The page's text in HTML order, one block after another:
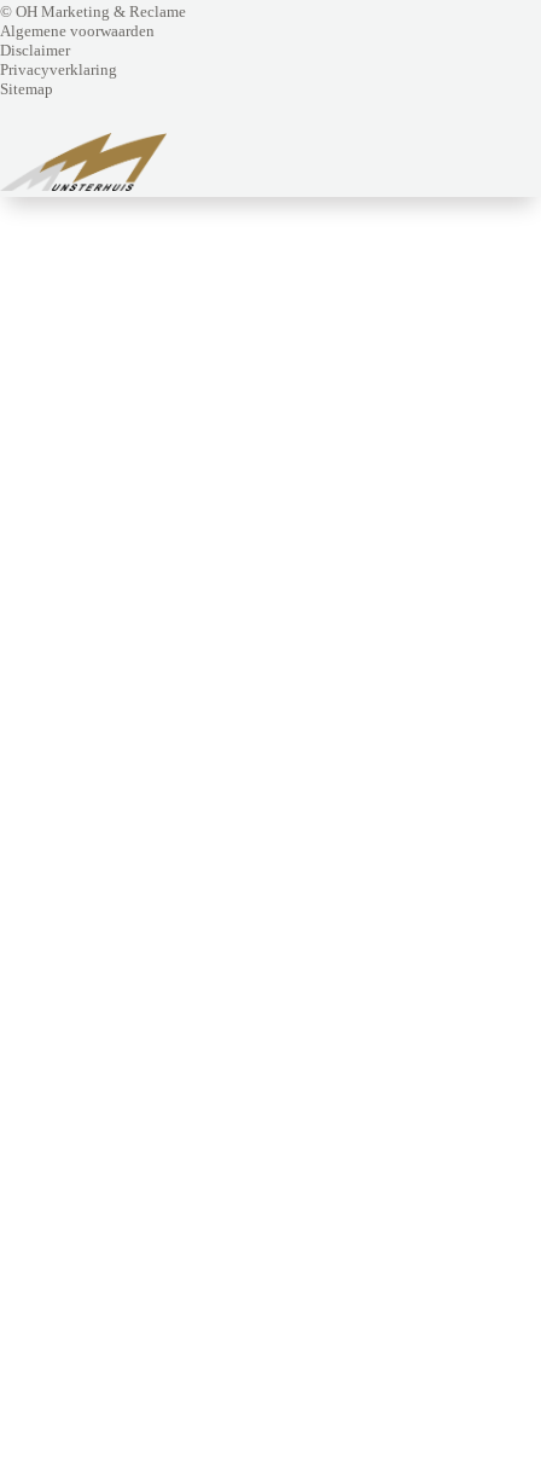
© OH Marketing & Reclame
Algemene voorwaarden
Disclaimer
Privacyverklaring
Sitemap